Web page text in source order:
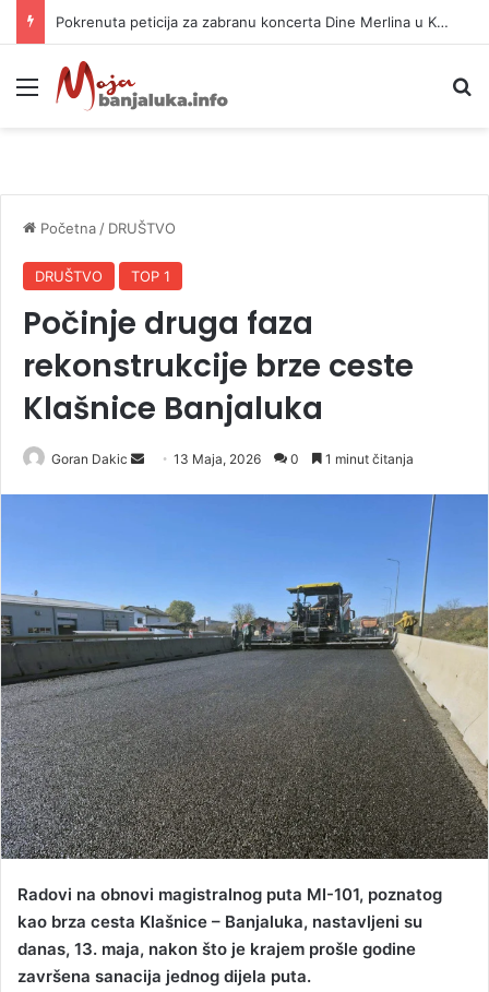
Pokrenuta peticija za zabranu koncerta Dine Merlina u Kraljevu
Meni
Početna / DRUŠTVO
DRUŠTVO TOP 1
Počinje druga faza
rekonstrukcije brze ceste
Klašnice Banjaluka
Goran Dakic
e
m
a
i
l
13 Maja, 2026 0 1 minut čitanja
Radovi na obnovi magistralnog puta MI-101, poznatog
kao brza cesta Klašnice – Banjaluka, nastavljeni su
danas, 13. maja, nakon što je krajem prošle godine
završena sanacija jednog dijela puta.